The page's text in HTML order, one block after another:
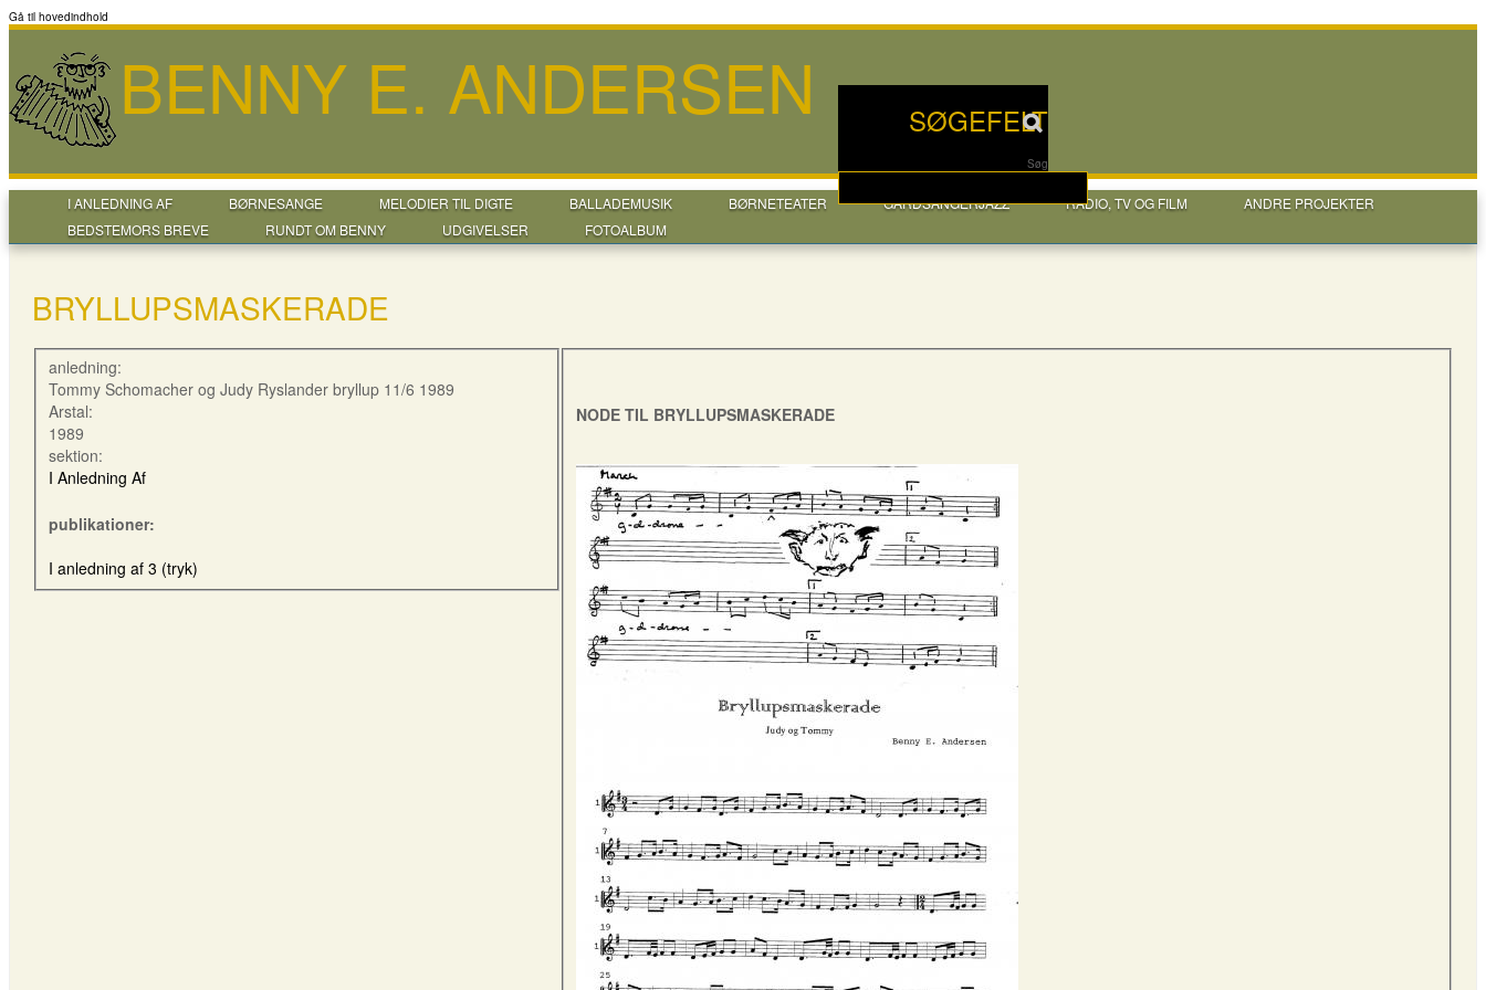
Gå til hovedindhold
SØGEFELT
Søg
BENNY E. ANDERSEN
I ANLEDNING AF BØRNESANGE MELODIER TIL DIGTE BALLADEMUSIK BØRNETEATER GÅRDSANGERJAZZ RADIO, TV OG FILM
ANDRE PROJEKTER
BEDSTEMORS BREVE
RUNDT OM BENNY UDGIVELSER FOTOALBUM
BRYLLUPSMASKERADE
anledning:
Tommy Schomacher og Judy Ryslander bryllup 11/6 1989
Arstal:
1989
sektion:
I Anledning Af
publikationer:
I anledning af 3 (tryk)
NODE TIL BRYLLUPSMASKERADE